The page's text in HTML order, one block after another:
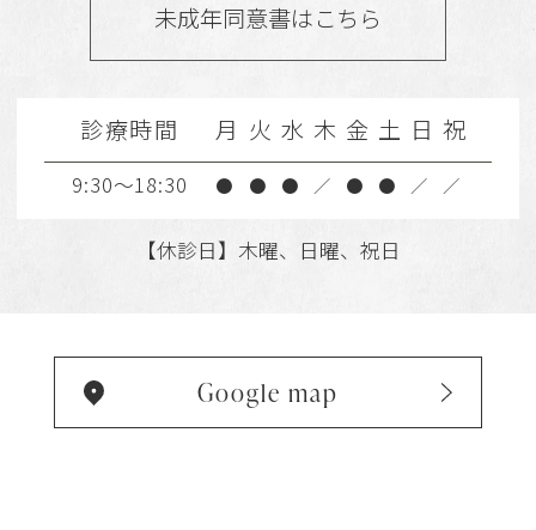
未成年同意書はこちら
診療時間 月 火 水 木 金 土 日 祝
9:30～18:30 ● ● ● ／ ● ● ／ ／
【休診日】木曜、日曜、祝日
Google map